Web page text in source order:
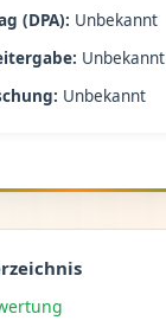
(DPA): Unbekannt
Unbekannt
Unbekannt